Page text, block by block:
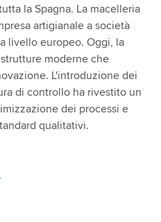
la Spagna. La macelleria
artigianale a società
livello europeo. Oggi, la
moderne che
L'introduzione dei
di controllo ha rivestito un
dei processi e
qualitativi.